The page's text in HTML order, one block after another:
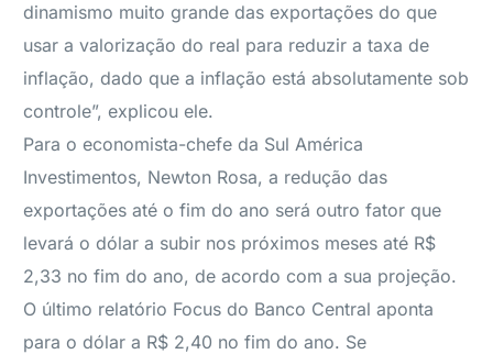
dinamismo muito grande das exportações do que
usar a valorização do real para reduzir a taxa de
inflação, dado que a inflação está absolutamente sob
controle”, explicou ele.
Para o economista-chefe da Sul América
Investimentos, Newton Rosa, a redução das
exportações até o fim do ano será outro fator que
levará o dólar a subir nos próximos meses até R$
2,33 no fim do ano, de acordo com a sua projeção.
O último relatório Focus do Banco Central aponta
para o dólar a R$ 2,40 no fim do ano. Se